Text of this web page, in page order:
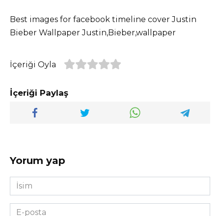
Best images for facebook timeline cover Justin
Bieber Wallpaper Justin,Bieber,wallpaper
İçeriği Oyla
İçeriği Paylaş
Yorum yap
İsim
*
E-